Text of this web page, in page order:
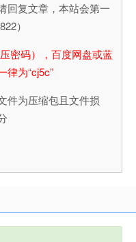
回复文章，本站会第一
）
密码），百度网盘或蓝
律为“cj5c”
件为压缩包且文件损